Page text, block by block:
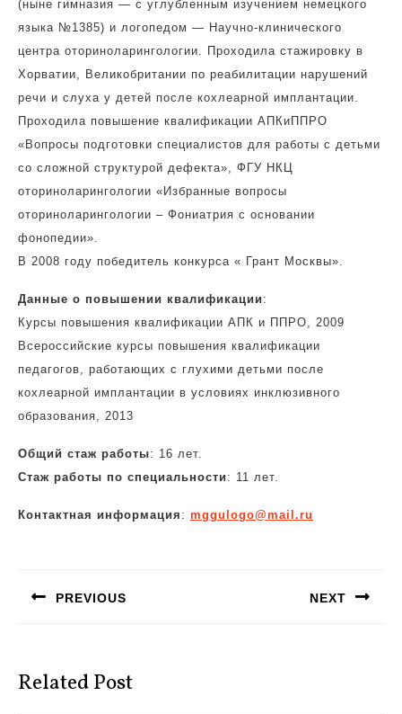
(ныне гимназия — с углубленным изучением немецкого
языка №1385) и логопедом — Научно-клинического
центра оториноларингологии. Проходила стажировку в
Хорватии, Великобритании по реабилитации нарушений
речи и слуха у детей после кохлеарной имплантации.
Проходила повышение квалификации АПКиППРО
«Вопросы подготовки специалистов для работы с детьми
со сложной структурой дефекта», ФГУ НКЦ
оториноларингологии «Избранные вопросы
оториноларингологии – Фониатрия с основании
фонопедии».
В 2008 году победитель конкурса « Грант Москвы».
Данные о повышении квалификации :
Курсы повышения квалификации АПК и ППРО, 2009
Всероссийские курсы повышения квалификации
педагогов, работающих с глухими детьми после
кохлеарной имплантации в условиях инклюзивного
образования, 2013
Общий стаж работы: 16 лет.
Стаж работы по специальности : 11 лет.
Контактная информация : mggulogo@mail.ru
записям
PREVIOUS NEXT
Related Post